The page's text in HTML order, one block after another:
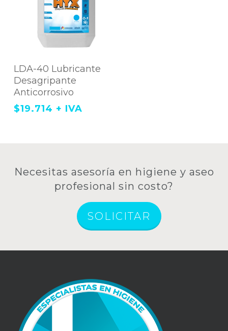
Agregar Al Carrito
LDA-40 Lubricante
Desagripante
Anticorrosivo
$19.714 + IVA
Necesitas asesoría en higiene y aseo
profesional sin costo?
SOLICITAR